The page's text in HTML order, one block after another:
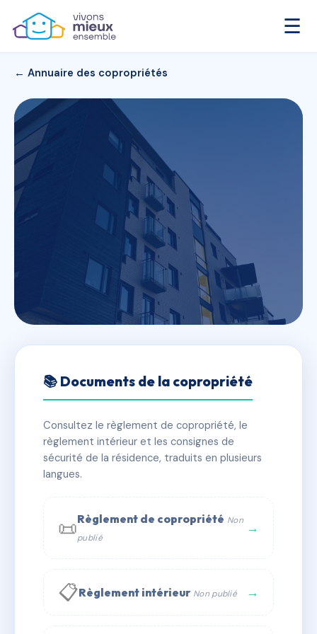
☰
← Annuaire des copropriétés
LES TERRASSES DE NACRE
✓ Immatriculée 🏠 182 lots 🏗 6 bâtiment(s)
📞 Contacter Syndic Digital
📚 Documents de la copropriété
Consultez le règlement de copropriété, le
règlement intérieur et les consignes de
sécurité de la résidence, traduits en plusieurs
langues.
📜Règlement de copropriété Non
publié
→
📋Règlement intérieur Non publié →